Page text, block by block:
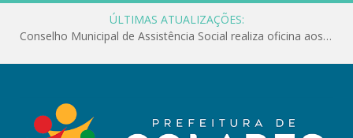
ÚLTIMAS ATUALIZAÇÕES:
Conselho Municipal de Assistência Social realiza oficina aos servidores